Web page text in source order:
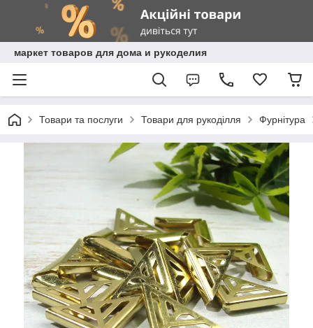
маркет товаров для дома и рукоделия
Товари та послуги Товари для рукоділля Фурнітура